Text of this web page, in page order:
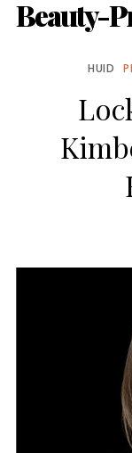
Beauty-
HUID